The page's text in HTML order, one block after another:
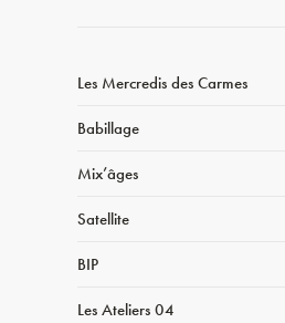
Les Mercredis des Carmes
Babillage
Mix’âges
Satellite
BIP
Les Ateliers 04